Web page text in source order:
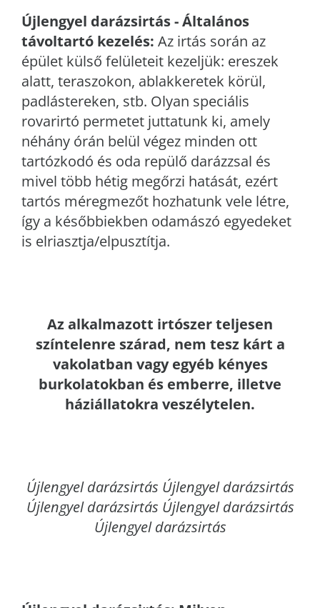
Újlengyel darázsirtás - Általános
távoltartó kezelés: Az irtás során az
épület külső felületeit kezeljük: ereszek
alatt, teraszokon, ablakkeretek körül,
padlástereken, stb. Olyan speciális
rovarirtó permetet juttatunk ki, amely
néhány órán belül végez minden ott
tartózkodó és oda repülő darázzsal és
mivel több hétig megőrzi hatását, ezért
tartós méregmezőt hozhatunk vele létre,
így a későbbiekben odamászó egyedeket
is elriasztja/elpusztítja.
Az alkalmazott irtószer teljesen
színtelenre szárad, nem tesz kárt a
vakolatban vagy egyéb kényes
burkolatokban és emberre, illetve
háziállatokra veszélytelen.
Újlengyeldarázsirtás Újlengyel darázsirtás
Újlengyel darázsirtás Újlengyel darázsirtás
Újlengyel darázsirtás